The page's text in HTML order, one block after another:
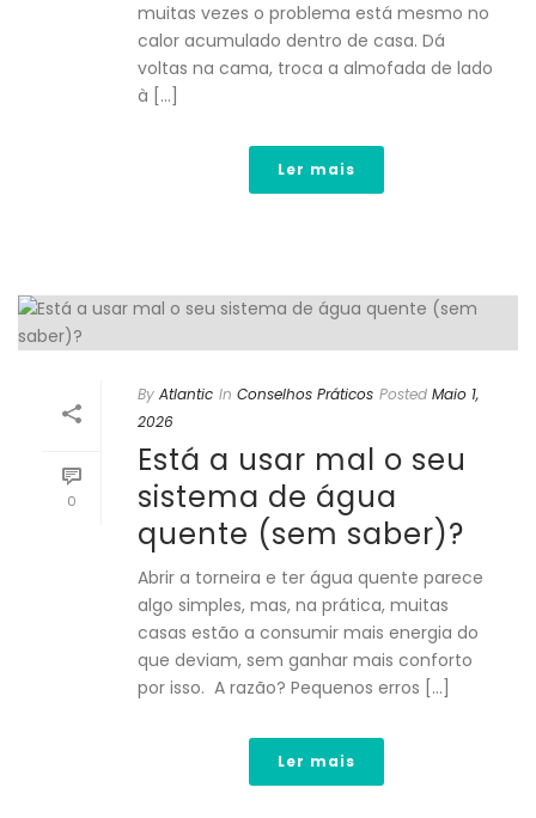
muitas vezes o problema está mesmo no
calor acumulado dentro de casa. Dá
voltas na cama, troca a almofada de lado
à [...]
Ler mais
0
By Atlantic In Conselhos Práticos Posted Maio 1,
2026
Está a usar mal o seu
sistema de água
quente (sem saber)?
Abrir a torneira e ter água quente parece
algo simples, mas, na prática, muitas
casas estão a consumir mais energia do
que deviam, sem ganhar mais conforto
por isso. A razão? Pequenos erros [...]
Ler mais